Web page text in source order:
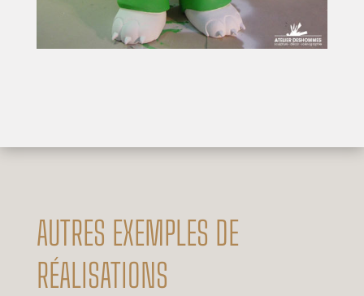
AUTRES EXEMPLES DE
RÉALISATIONS